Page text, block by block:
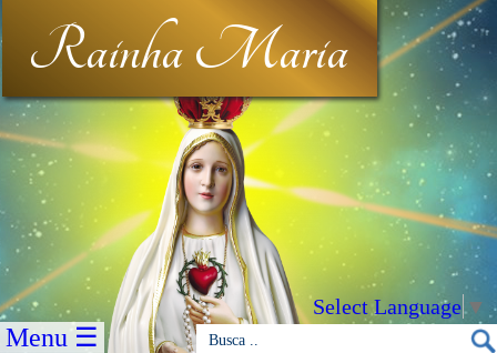
Rainha Maria
Select Language▼
Menu ☰